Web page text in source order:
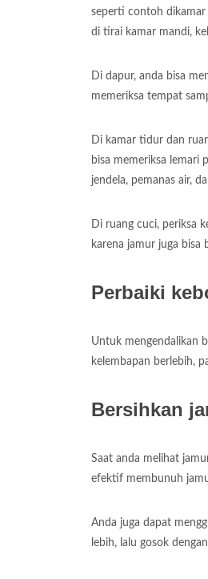
seperti contoh dikamar
di tirai kamar mandi,
Di dapur, anda bisa
memeriksa tempat
Di kamar tidur dan
bisa memeriksa lemari
jendela, pemanas air,
Di ruang cuci, periksa
karena jamur juga bisa
Perbaiki
Untuk mengendalikan
kelembapan berlebih,
Bersihkan
Saat anda melihat
efektif membunuh
Anda juga dapat
lebih, lalu gosok